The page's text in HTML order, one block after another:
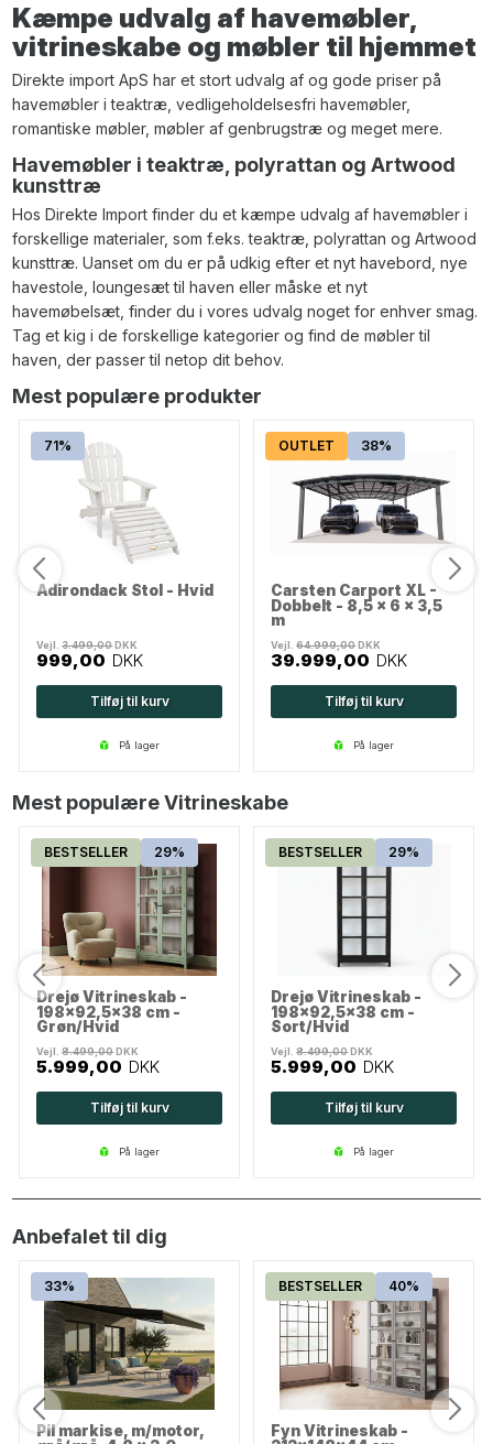
Kæmpe udvalg af havemøbler,
vitrineskabe og møbler til hjemmet
Direkte import ApS har et stort udvalg af og gode priser på
havemøbler i teaktræ, vedligeholdelsesfri havemøbler,
romantiske møbler, møbler af genbrugstræ og meget mere.
Havemøbler i teaktræ, polyrattan og Artwood
kunsttræ
Hos Direkte Import finder du et kæmpe udvalg af havemøbler i
forskellige materialer, som f.eks. teaktræ, polyrattan og Artwood
kunsttræ. Uanset om du er på udkig efter et nyt havebord, nye
havestole, loungesæt til haven eller måske et nyt
havemøbelsæt, finder du i vores udvalg noget for enhver smag.
Tag et kig i de forskellige kategorier og find de møbler til
haven, der passer til netop dit behov.
Mest populære produkter
71%
Adirondack Stol - Hvid
Vejl.3.499,00DKK
999,00 DKK
Tilføj til kurv
på lager
OUTLET 38%
Carsten Carport XL -
Dobbelt - 8,5 x 6 x 3,5
m
Vejl.64.999,00DKK
39.999,00 DKK
Tilføj til kurv
på lager
Mest populære Vitrineskabe
BESTSELLER 29%
Drejø Vitrineskab -
198x92,5x38 cm -
Grøn/Hvid
Vejl.8.499,00DKK
5.999,00 DKK
Tilføj til kurv
på lager
BESTSELLER 29%
Drejø Vitrineskab -
198x92,5x38 cm -
Sort/Hvid
Vejl.8.499,00DKK
5.999,00 DKK
Tilføj til kurv
på lager
Anbefalet til dig
33%
Pil markise, m/motor,
BESTSELLER 40%
Fyn Vitrineskab -